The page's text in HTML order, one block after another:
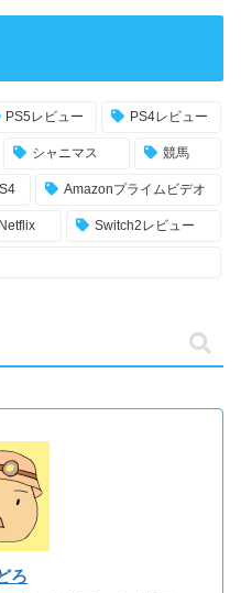
PS5レビュー PS4レビュー
シャニマス 競馬
Amazonプライムビデオ
Netflix Switch2レビュー
ろ